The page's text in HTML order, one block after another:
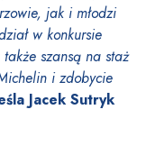
jak i młodzi
w konkursie
szansą na staż
i zdobycie
Jacek Sutryk